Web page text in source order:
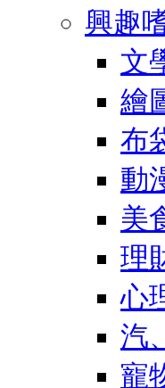
興趣
文
繪
布
動
美
理
心
汽
寵